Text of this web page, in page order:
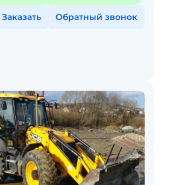
Заказать Обратный звонок